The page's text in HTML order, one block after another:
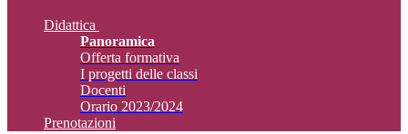
Didattica
Panoramica
Offerta formativa
I progetti delle classi
Docenti
Orario 2023/2024
Prenotazioni